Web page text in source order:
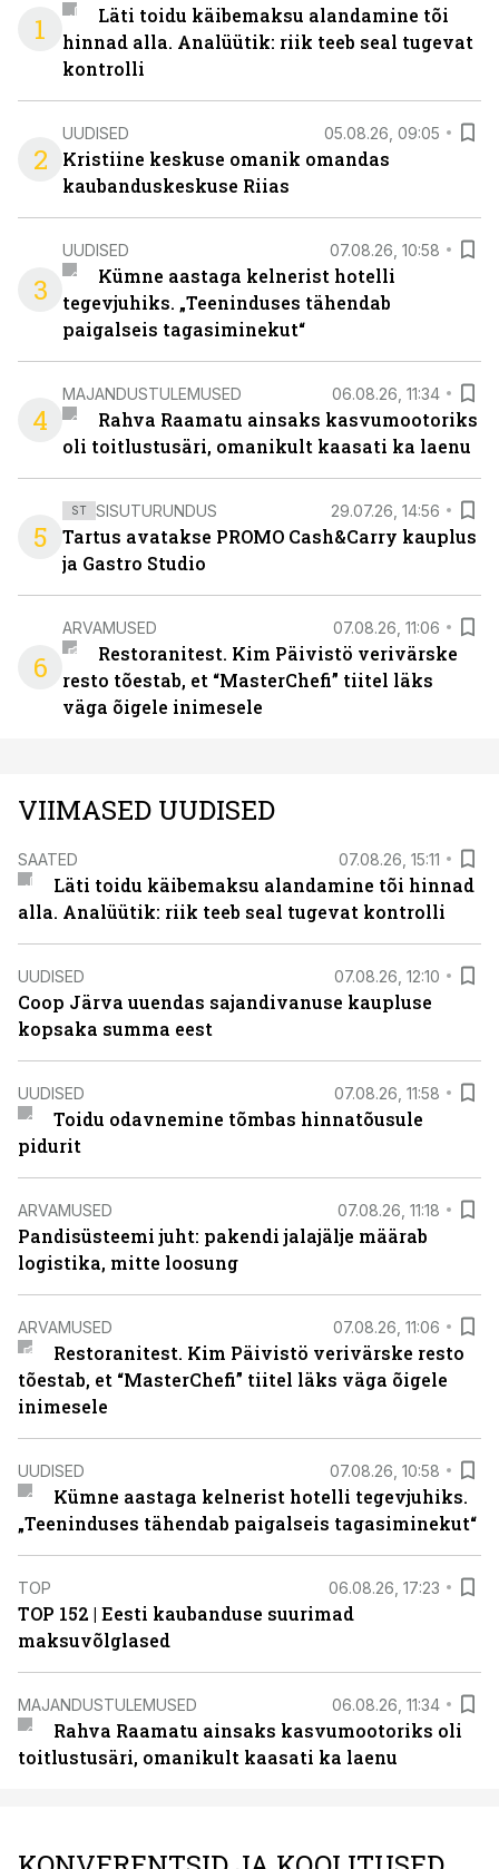
1
Läti toidu käibemaksu alandamine tõi
hinnad alla. Analüütik: riik teeb seal tugevat
kontrolli
2
UUDISED 05.08.26, 09:05
Kristiine keskuse omanik omandas
kaubanduskeskuse Riias
3
UUDISED 07.08.26, 10:58
Kümne aastaga kelnerist hotelli
tegevjuhiks. „Teeninduses tähendab
paigalseis tagasiminekut“
4
MAJANDUSTULEMUSED 06.08.26, 11:34
Rahva Raamatu ainsaks kasvumootoriks
oli toitlustusäri, omanikult kaasati ka laenu
5
ST SISUTURUNDUS 29.07.26, 14:56
Tartus avatakse PROMO Cash&Carry kauplus
ja Gastro Studio
6
ARVAMUSED 07.08.26, 11:06
Restoranitest. Kim Päivistö verivärske
resto tõestab, et “MasterChefi” tiitel läks
väga õigele inimesele
VIIMASED UUDISED
SAATED 07.08.26, 15:11
Läti toidu käibemaksu alandamine tõi hinnad
alla. Analüütik: riik teeb seal tugevat kontrolli
UUDISED 07.08.26, 12:10
Coop Järva uuendas sajandivanuse kaupluse
kopsaka summa eest
UUDISED 07.08.26, 11:58
Toidu odavnemine tõmbas hinnatõusule
pidurit
ARVAMUSED 07.08.26, 11:18
Pandisüsteemi juht: pakendi jalajälje määrab
logistika, mitte loosung
ARVAMUSED 07.08.26, 11:06
Restoranitest. Kim Päivistö verivärske resto
tõestab, et “MasterChefi” tiitel läks väga õigele
inimesele
UUDISED 07.08.26, 10:58
Kümne aastaga kelnerist hotelli tegevjuhiks.
„Teeninduses tähendab paigalseis tagasiminekut“
TOP 06.08.26, 17:23
TOP 152 | Eesti kaubanduse suurimad
maksuvõlglased
MAJANDUSTULEMUSED 06.08.26, 11:34
Rahva Raamatu ainsaks kasvumootoriks oli
toitlustusäri, omanikult kaasati ka laenu